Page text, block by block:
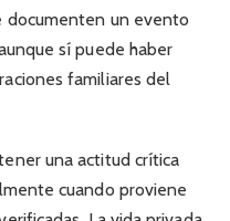
documenten un evento
sí puede haber
familiares del
una actitud crítica
cuando proviene